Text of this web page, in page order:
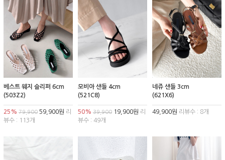
베스트 웨지 슬리퍼 6cm
(503Z2)
25% 79,900 59,900원 리
뷰수 : 113개
모비아 샌들 4cm
(521C8)
50% 39,90019,900원 리
뷰수 : 49개
네쥬 샌들 3cm
(621X6)
49,900원 리뷰수 : 8개